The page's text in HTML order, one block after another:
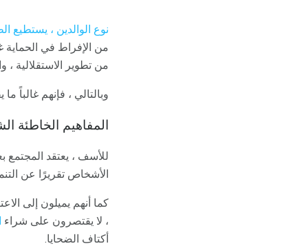
نوع الوالدين ، يستطيع
من الإفراط في الحماية
من تطوير الاستقلالية ،
وبالتالي ، فإنهم غالباً
المفاهيم الخاطئة
للأسف ، يعتقد
الأشخاص تقريرًا عن
كما أنهم يميلون إلى
، لا يقتصرون على شراء
أكتاف الضحايا.